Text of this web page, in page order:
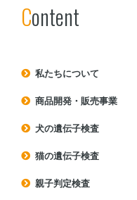
Content
私たちについて
商品開発・販売事業
犬の遺伝子検査
猫の遺伝子検査
親子判定検査